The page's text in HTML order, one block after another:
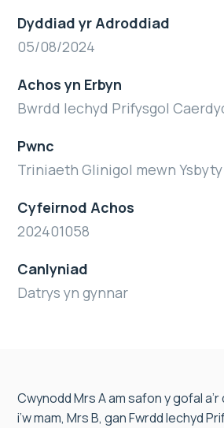
Dyddiad yr Adroddiad
05/08/2024
Achos yn Erbyn
Bwrdd Iechyd Prifysgol
Pwnc
Triniaeth Glinigol mewn Ysbyty
Cyfeirnod Achos
202401058
Canlyniad
Datrys yn gynnar
Cwynodd Mrs A am safon y gofal
i’w mam, Mrs B, gan Fwrdd Iechyd